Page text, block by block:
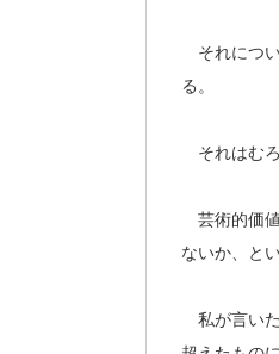
それにつ
る。
それはむろ
芸術的価
ないか、と
私が言い